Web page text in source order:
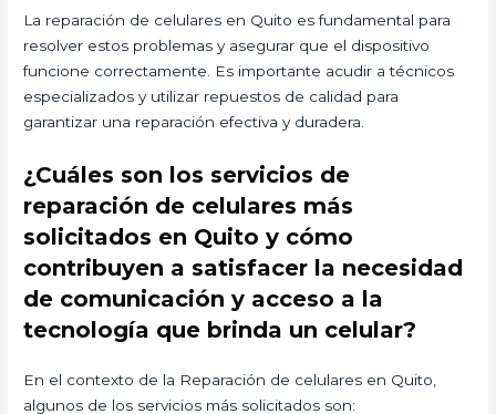
La reparación de celulares en Quito es fundamental para
resolver estos problemas y asegurar que el dispositivo
funcione correctamente. Es importante acudir a técnicos
especializados y utilizar repuestos de calidad para
garantizar una reparación efectiva y duradera.
¿Cuáles son los servicios de
reparación de celulares más
solicitados en Quito y cómo
contribuyen a satisfacer la necesidad
de comunicación y acceso a la
tecnología que brinda un celular?
En el contexto de la Reparación de celulares en Quito,
algunos de los servicios más solicitados son: